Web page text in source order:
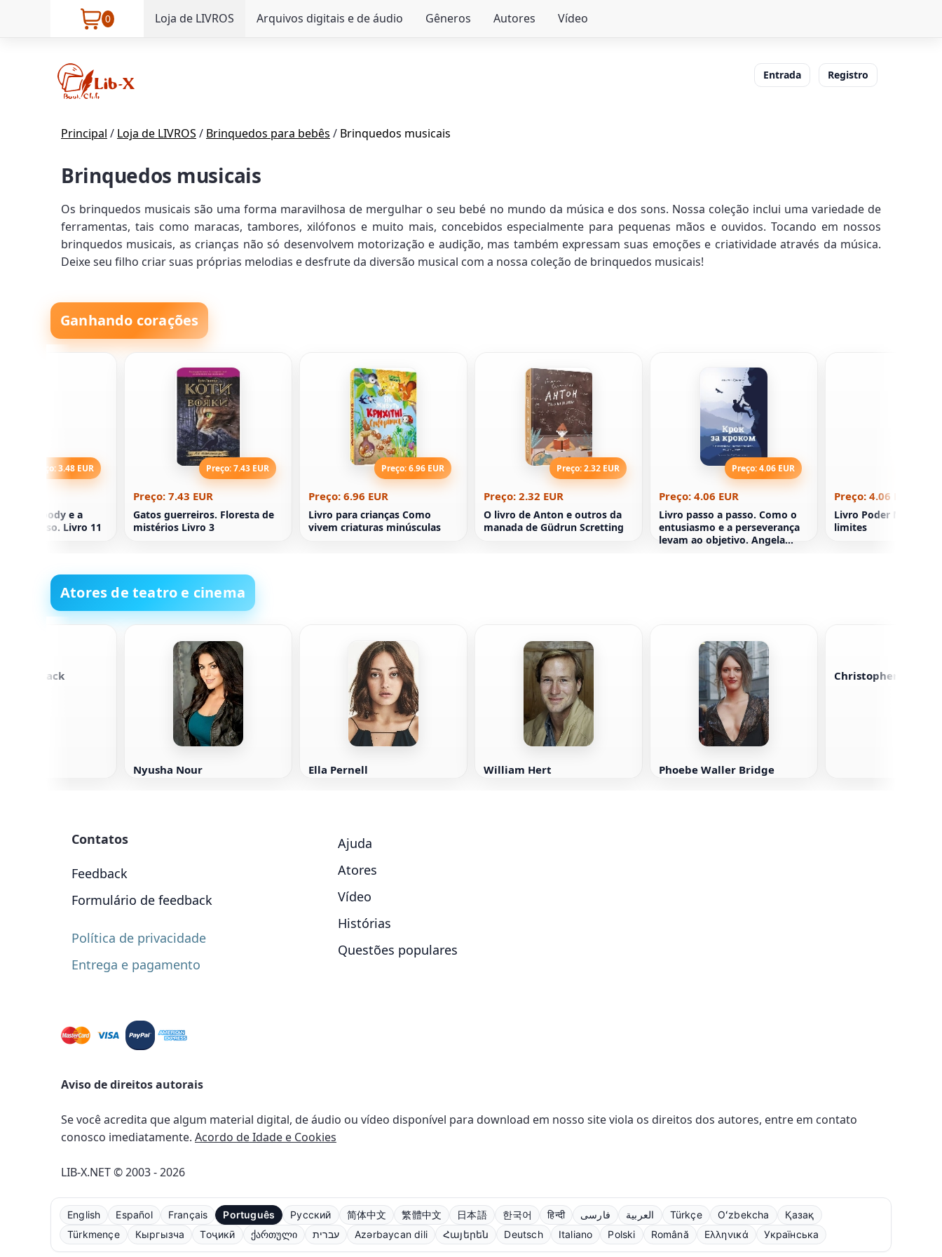
0 Loja de LIVROS Arquivos digitais e de áudio Gêneros Autores Vídeo
Entrada Registro
Principal / Loja de LIVROS / Brinquedos para bebês / Brinquedos musicais
Brinquedos musicais
Os brinquedos musicais são uma forma maravilhosa de mergulhar o seu bebé no mundo da música e dos sons. Nossa coleção inclui uma variedade de
ferramentas, tais como maracas, tambores, xilófonos e muito mais, concebidos especialmente para pequenas mãos e ouvidos. Tocando em nossos
brinquedos musicais, as crianças não só desenvolvem motorização e audição, mas também expressam suas emoções e criatividade através da música.
Deixe seu filho criar suas próprias melodias e desfrute da diversão musical com a nossa coleção de brinquedos musicais!
Ganhando corações
Preço: 3.48 EUR
Judy Moody e a
fracasso. Livro 11
Preço: 7.43 EUR
Preço: 7.43 EUR
Gatos guerreiros. Floresta de
mistérios Livro 3
Preço: 6.96 EUR
Preço: 6.96 EUR
Livro para crianças Como
vivem criaturas minúsculas
Preço: 2.32 EUR
Preço: 2.32 EUR
O livro de Anton e outros da
manada de Güdrun Scretting
Preço: 4.06 EUR
Preço: 4.06 EUR
Livro passo a passo. Como o
entusiasmo e a perseverança
levam ao objetivo. Angela
Preço: 4.06 EUR
Livro Poder Naval e
limites
Atores de teatro e cinema
Nyusha Nour Ella Pernell William Hert Phoebe Waller Bridge
Christopher Abbott
Contatos
Feedback
Formulário de feedback
Política de privacidade
Entrega e pagamento
Ajuda
Atores
Vídeo
Histórias
Questões populares
Aviso de direitos autorais
Se você acredita que algum material digital, de áudio ou vídeo disponível para download em nosso site viola os direitos dos autores, entre em contato
conosco imediatamente. Acordo de Idade e Cookies
LIB-X.NET © 2003 - 2026
English Español Français Português Русский 简体中文 繁體中文 日本語 한국어 हिन्दी فارسی العربية Türkçe Oʻzbekcha
Қазақ
Türkmençe
Кыргызча Тоҷикӣ ქართული עברית Azərbaycan dili Հայերեն Deutsch Italiano Polski Română Ελληνικά Українська